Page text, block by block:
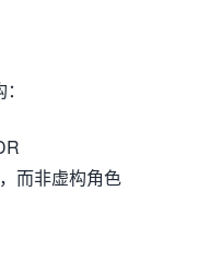
而非虚构角色